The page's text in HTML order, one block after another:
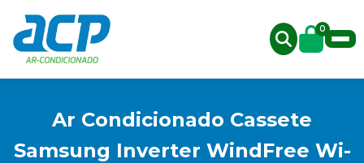
0
Ar Condicionado Cassete
Samsung Inverter WindFree Wi-